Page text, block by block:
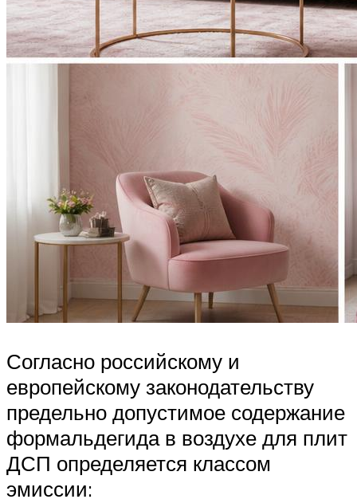
Согласно российскому и
европейскому законодательству
предельно допустимое содержание
формальдегида в воздухе для плит
ДСП определяется классом
эмиссии: